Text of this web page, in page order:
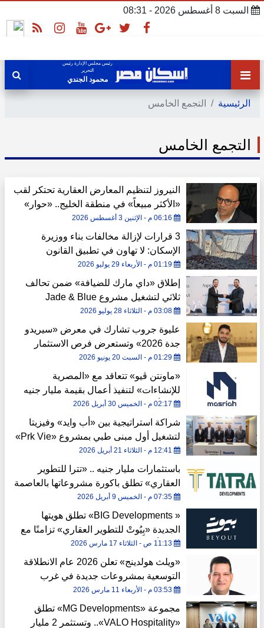
السبت 8 أغسطس 2026 - 08:31
رئيس مجلس الإدارة رئيس
التحرير
محمود الجندي
الرئيسية التجمع الخامس
التجمع الخامس
النيروز لتنظيم المعارض العقارية تحتكر لقب
«الأكثر مبيعاً» في منطقة الخليج.. «حوار»
06:16 م - الإثنين 3 أغسطس 2026
3 قرارات لإزالة مخالفات بناء ووزيرة
الإسكان: لا تهاون في تطبيق القانون
01:19 م - الأربعاء 29 يوليو 2026
إطلاق «داي مارك للضيافة» ضمن تحالف
ثلاثي لتشغيل مشروع Jade & Blue
03:08 م - الثلاثاء 28 يوليو 2026
عليوة جروب تشارك في معرض «سيريدو
جدة 2026» وتستعرض فرص الاستثمار
بمشروعات العاصمة الإدارية والتجمع
الخامس
01:29 م - السبت 20 يونيو 2026
«ماونتن ڤيو» تتعاقد مع «المصرية
للإنشاءات» لتنفيذ أعمال بقيمة مليار جنيه
في «أليفا المستقبل»
02:17 م - الخميس 30 أبريل 2026
شراكة استراتيجية بين «أب وايد» وفيزيتا
لتشغيل أول مبنى طبي بمشروع «Prk Vie»
بالقاهرة الجديدة
12:41 م - الثلاثاء 21 أبريل 2026
باستثمارات مليار جنيه .. «تترا للتطوير
العقاري» تطلق باكورة مشروعاتها بالعاصمة
الإدارية الجديدة
07:35 م - الخميس 9 أبريل 2026
« BIG Developments» تطلق هويتها
الجديدة «بِيُوتْ للتطوير العقاري» تزامنًا مع
طرح أحدث مشروعاتها
11:13 ص - الثلاثاء 17 مارس 2026
«ويلث هولدينج» تعلن 2026 عام الانطلاقة
التوسعية بمشروعات جديدة في غرب
وشرق القاهرة
03:53 م - الأربعاء 11 مارس 2026
مجموعة «MG Developments» تطلق
«VALO Hospitality».. وتستثمر 2 مليار